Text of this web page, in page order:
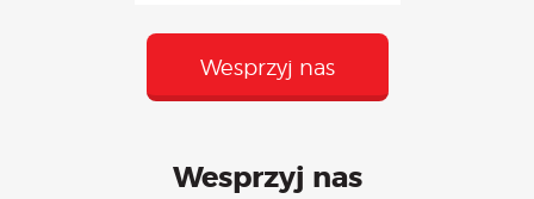
Wesprzyj nas
Wesprzyj nas